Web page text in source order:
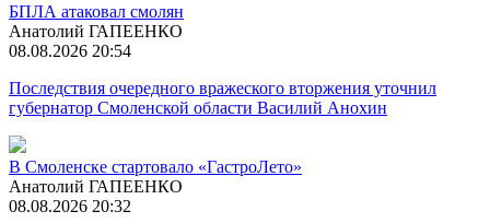
БПЛА атаковал смолян
Анатолий ГАПЕЕНКО
08.08.2026 20:54
Последствия очередного вражеского вторжения уточнил
губернатор Смоленской области Василий Анохин
В Смоленске стартовало «ГастроЛето»
Анатолий ГАПЕЕНКО
08.08.2026 20:32